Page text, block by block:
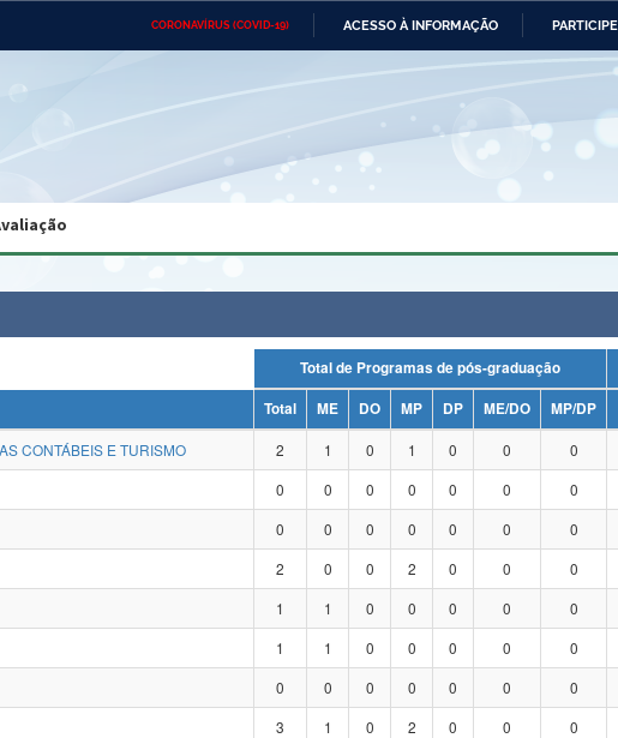
CORONAVÍRUS (COVID-19) ACESSO À INFORMAÇÃO PARTICIPE
Ministério das Relações Ministério da
Ministério do Desenvolvimento
Regional e dos Direitos
Advocacia-Geral da União Banco Central do Brasil Planalto
Total de Programas de pós-graduação
Total ME DO MP DP ME/DO MP/DP
CONTÁBEIS E TURISMO
2 1 0 1 0 0 0
0 0 0 0 0 0 0
0 0 0 0 0 0 0
2 0 0 2 0 0 0
1 1 0 0 0 0 0
1 1 0 0 0 0 0
0 0 0 0 0 0 0
3 1 0 2 0 0 0